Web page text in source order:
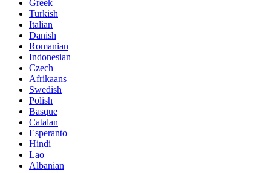
Greek
Turkish
Italian
Danish
Romanian
Indonesian
Czech
Afrikaans
Swedish
Polish
Basque
Catalan
Esperanto
Hindi
Lao
Albanian